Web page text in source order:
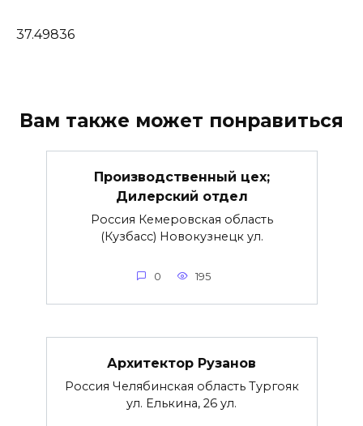
37.49836
Вам также может понравиться
Производственный цех;
Дилерский отдел
Россия Кемеровская область
(Кузбасс) Новокузнецк ул.
0 195
Архитектор Рузанов
Россия Челябинская область Тургояк
ул. Елькина, 26 ул.